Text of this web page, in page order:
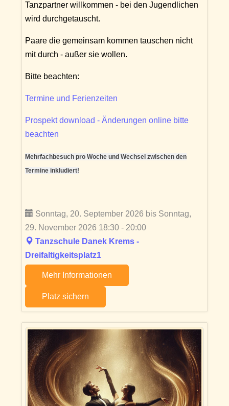
Tanzpartner willkommen - bei den Jugendlichen
wird durchgetauscht.
Paare die gemeinsam kommen tauschen nicht
mit durch - außer sie wollen.
Bitte beachten:
Termine und Ferienzeiten
Prospekt download - Änderungen online bitte
beachten
Mehrfachbesuch pro Woche und Wechsel zwischen den
Termine inkludiert!
Sonntag, 20. September 2026 bis Sonntag,
29. November 2026 18:30 - 20:00
Tanzschule Danek Krems -
Dreifaltigkeitsplatz1
Mehr Informationen
Platz sichern